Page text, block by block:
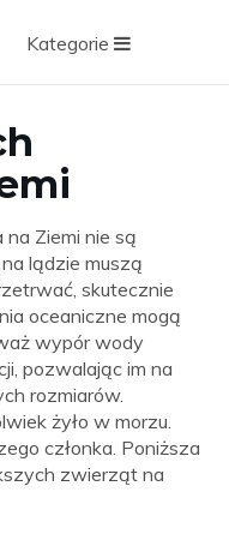
Kategorie
Ziemi nie są
lądzie muszą
skutecznie
oceaniczne mogą
wypór wody
pozwalając im na
rozmiarów.
żyło w morzu.
członka. Poniższa
zwierząt na